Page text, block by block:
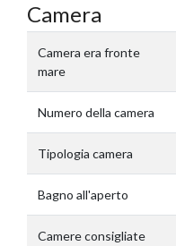
Camera
Camera era fronte
mare
Numero della camera
Tipologia camera
Bagno all'aperto
Camere consigliate